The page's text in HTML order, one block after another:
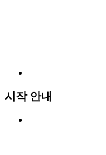
시작 안내